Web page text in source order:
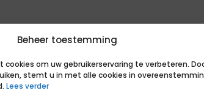
Beheer toestemming
cookies om uw gebruikerservaring te verbeteren.
stemt u in met alle cookies in
Lees verder